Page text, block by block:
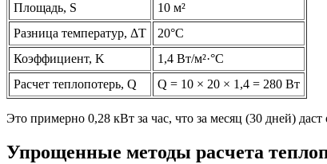
Площадь, S
10 м²
Разница температур, ΔT
20°C
Коэффициент, K
1,4 Вт/м²·°C
Расчет теплопотерь, Q
Q = 10 × 20 × 1,4 = 280 Вт
Это примерно 0,28 кВт за час, что за месяц (30 дней)
Упрощенные методы расчета